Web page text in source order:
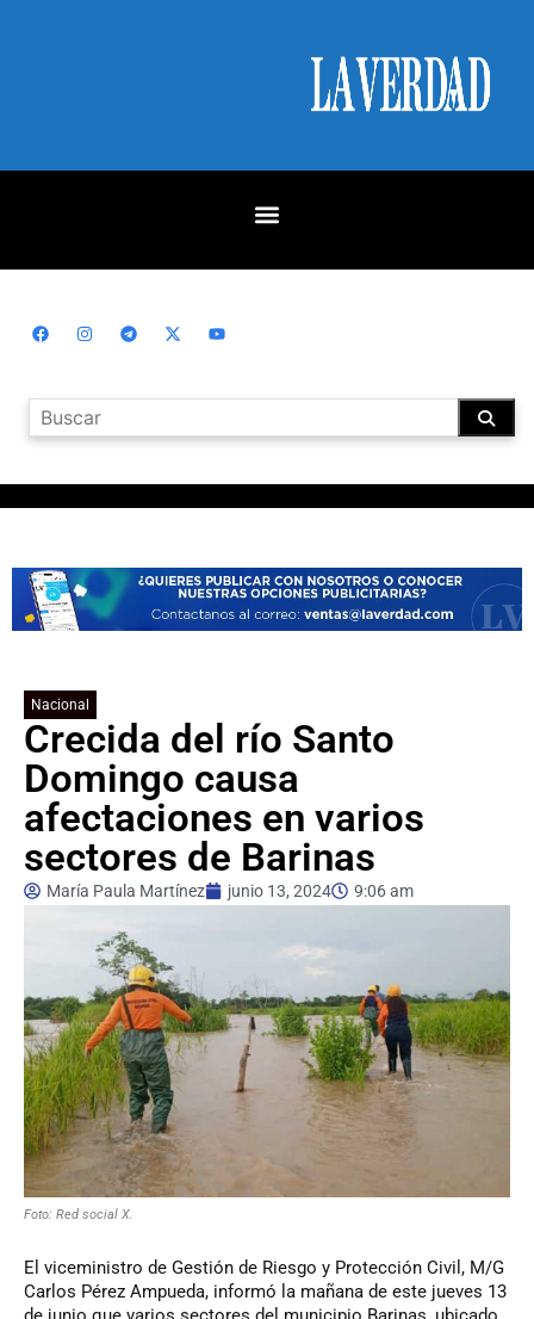
Nacional
Crecida del río Santo
Domingo causa
afectaciones en varios
sectores de Barinas
María Paula Martínez junio 13, 2024 9:06 am
Foto: Red social X.
El viceministro de Gestión de Riesgo y Protección Civil, M/G
Carlos Pérez Ampueda, informó la mañana de este jueves 13